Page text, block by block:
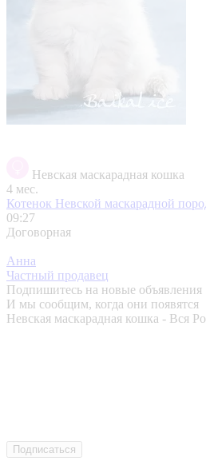
Невская маскарадная кошка
4 мес.
Котенок Невской маскарадной
09:27
Договорная
Анна
Частный продавец
Подпишитесь на новые объявления
И мы сообщим, когда они появятся
Невская маскарадная кошка - Вся
Подписаться